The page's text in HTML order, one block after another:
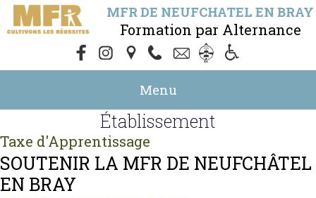
MFR DE NEUFCHATEL EN BRAY
Formation par Alternance
Menu
Établissement
Taxe d'Apprentissage
SOUTENIR LA MFR DE NEUFCHÂTEL
EN BRAY